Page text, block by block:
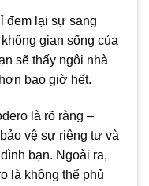
đem lại sự sang
gian sống của
sẽ thấy ngôi nhà
bao giờ hết.
là rõ ràng –
vệ sự riêng tư và
bạn. Ngoài ra,
là không thể phủ